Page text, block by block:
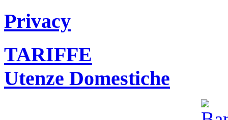
Privacy
TARIFFE
Utenze Domestiche